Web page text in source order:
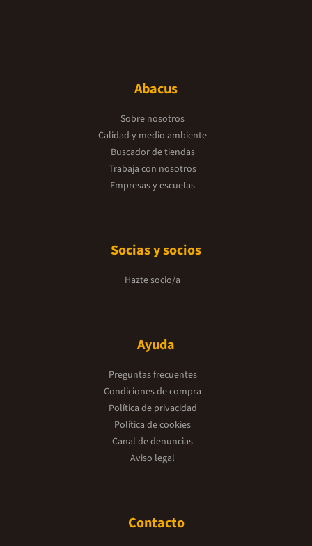
Abacus
Sobre nosotros
Calidad y medio ambiente
Buscador de tiendas
Trabaja con nosotros
Empresas y escuelas
Socias y socios
Hazte socio/a
Ayuda
Preguntas frecuentes
Condiciones de compra
Política de privacidad
Política de cookies
Canal de denuncias
Aviso legal
Contacto